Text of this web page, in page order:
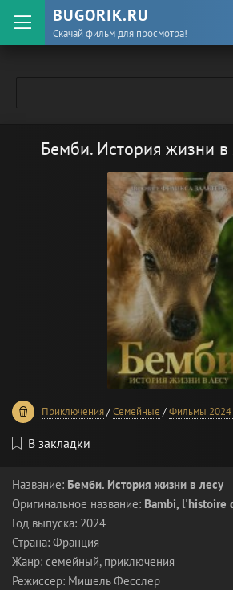
BUGORIK.RU
Скачай фильм для просмотра!
Бемби. История жизни в
Приключения/Семейные /Фильмы 2024
100 1 2 3 4
В закладки
Название: Бемби. История жизни в лесу
Оригинальное название: Bambi, l'histoire
Год выпуска: 2024
Страна: Франция
Жанр: семейный, приключения
Режиссер: Мишель Фесслер